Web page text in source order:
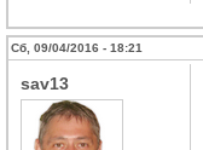
Сб, 09/04/2016 - 18:21
sav13